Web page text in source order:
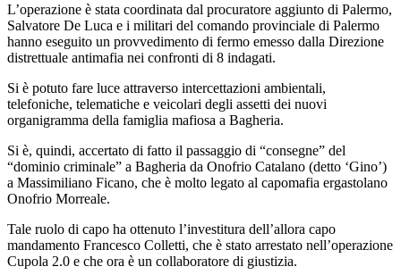
L’operazione è stata coordinata dal procuratore aggiunto di Palermo,
Salvatore De Luca e i militari del comando provinciale di Palermo
hanno eseguito un provvedimento di fermo emesso dalla Direzione
distrettuale antimafia nei confronti di 8 indagati.
Si è potuto fare luce attraverso intercettazioni ambientali,
telefoniche, telematiche e veicolari degli assetti dei nuovi
organigramma della famiglia mafiosa a Bagheria.
Si è, quindi, accertato di fatto il passaggio di “consegne” del
“dominio criminale” a Bagheria da Onofrio Catalano (detto ‘Gino’)
a Massimiliano Ficano, che è molto legato al capomafia ergastolano
Onofrio Morreale.
Tale ruolo di capo ha ottenuto l’investitura dell’allora capo
mandamento Francesco Colletti, che è stato arrestato nell’operazione
Cupola 2.0 e che ora è un collaboratore di giustizia.